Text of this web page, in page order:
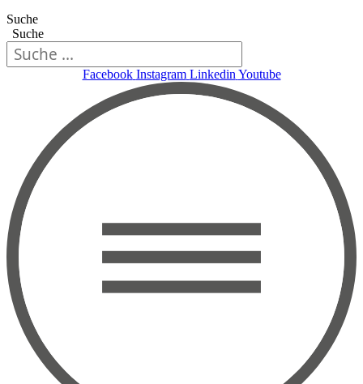
Suche
Suche
Facebook Instagram Linkedin Youtube